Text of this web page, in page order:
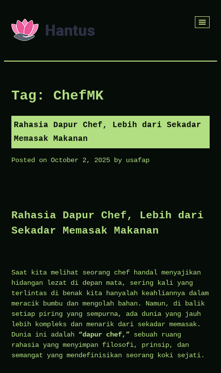
Skip
Tag: ChefMK
Rahasia Dapur Chef, Lebih dari Sekadar
Memasak Makanan
Posted on October 2, 2025 by usafap
Rahasia Dapur Chef, Lebih dari
Sekadar Memasak Makanan
Saat kita melihat seorang chef handal menyajikan
hidangan lezat di depan mata, sering kali yang
terlintas di benak kita hanyalah keahliannya dalam
meracik bumbu dan mengolah bahan. Namun, di balik
setiap piring yang sempurna, ada dunia yang jauh
lebih kompleks dan menarik dari sekadar memasak.
Dunia ini adalah “dapur chef,” sebuah ruang
rahasia yang menyimpan filosofi, prinsip, dan
semangat yang mendefinisikan seorang koki sejati.